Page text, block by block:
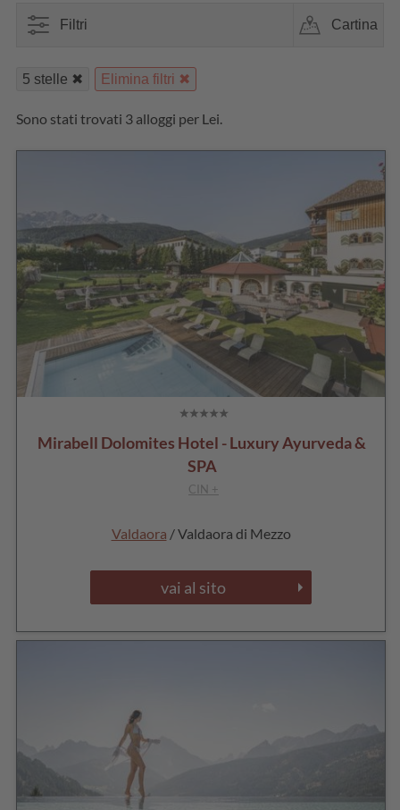
Filtri Cartina
5 stelle Elimina filtri
Sono stati trovati 3 alloggi per Lei.
Mirabell Dolomites Hotel - Luxury Ayurveda &
SPA
CIN +
Valdaora / Valdaora di Mezzo
vai al sito